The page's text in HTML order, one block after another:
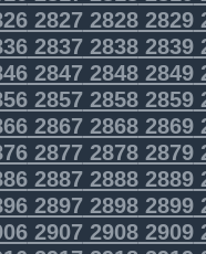
282728282829
283728382839
284728482849
285728582859
286728682869
287728782879
288728882889
289728982899
290729082909